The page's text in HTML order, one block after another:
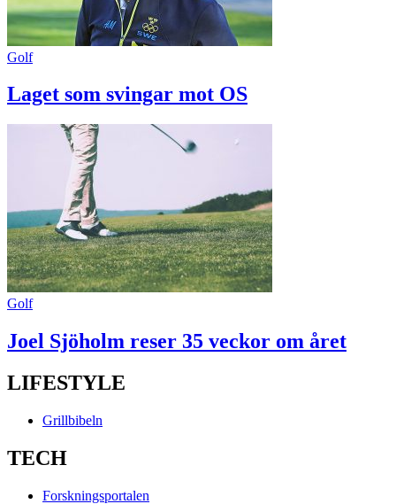
Golf
Laget som svingar mot OS
Golf
Joel Sjöholm reser 35 veckor om året
LIFESTYLE
Grillbibeln
TECH
Forskningsportalen